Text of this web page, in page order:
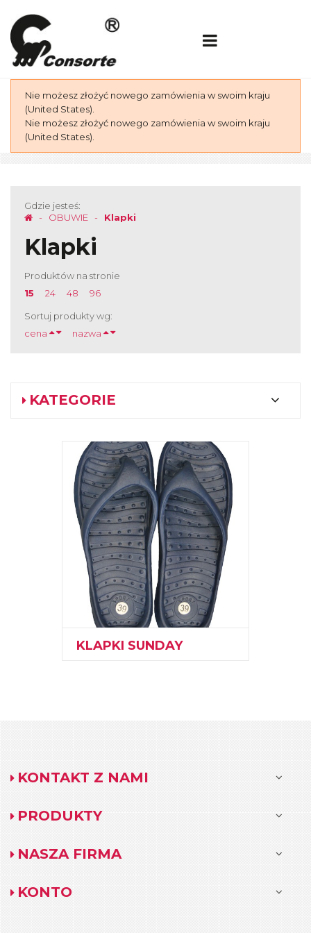
Nie możesz złożyć nowego zamówienia w swoim kraju
(United States).
Nie możesz złożyć nowego zamówienia w swoim kraju
(United States).
Gdzie jesteś:
OBUWIE
Klapki
Klapki
Produktów na stronie
15
24 48 96
Sortuj produkty wg:
cena
nazwa
KATEGORIE
KLAPKI SUNDAY
KONTAKT Z NAMI
PRODUKTY
NASZA FIRMA
KONTO